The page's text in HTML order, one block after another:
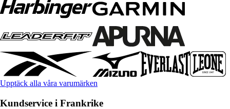
Upptäck alla våra varumärken
Kundservice i Frankrike